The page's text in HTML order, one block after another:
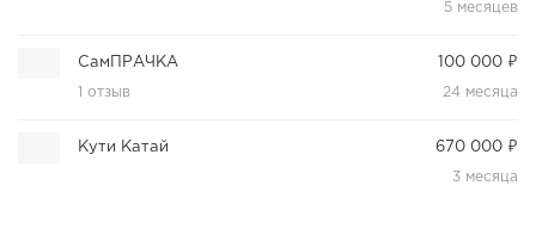
5 месяцев
СамПРАЧКА
1 отзыв
100 000 ₽
24 месяца
Кути Катай 670 000 ₽
3 месяца